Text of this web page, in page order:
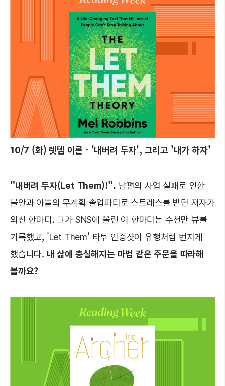
10/7 (화) 렛뎀 이론 - '내버려 두자', 그리고 '내가 하자'
"내버려 두자(Let Them)!". 남편의 사업 실패로 인한
불안과 아들의 무계획 졸업파티로 스트레스를 받던 저자가
외친 한마디. 그가 SNS에 올린 이 한마디는 수천만 뷰를
기록했고, 'Let Them' 타투 인증샷이 유행처럼 번지게
했습니다. 내 삶에 충실해지는 마법 같은 주문을 따라해
볼까요?